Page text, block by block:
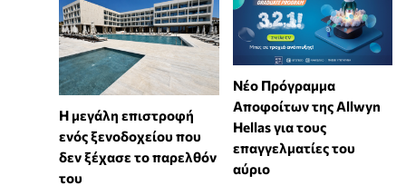
Η μεγάλη επιστροφή
ενός ξενοδοχείου που
δεν ξέχασε το παρελθόν
του
Νέο Πρόγραμμα
Αποφοίτων της Allwyn
Hellas για τους
επαγγελματίες του
αύριο